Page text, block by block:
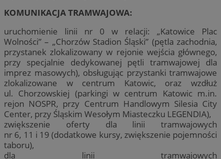
KOMUNIKACJA TRAMWAJOWA:
uruchomienie linii nr 0 w relacji: „Katowice Plac
Wolności” – „Chorzów Stadion Śląski” (pętla zachodnia,
przystanek zlokalizowany w rejonie wejścia głównego,
przy specjalnie dedykowanej pętli tramwajowej dla
imprez masowych), obsługując przystanki tramwajowe
zlokalizowane w centrum Katowic, oraz wzdłuż
ul. Chorzowskiej (parkingi w centrum Katowic m.in.
rejon NOSPR, przy Centrum Handlowym Silesia City
Center, przy Śląskim Wesołym Miasteczku LEGENDIA),
zwiększenie oferty dla linii tramwajowych
nr 6, 11 i 19 (dodatkowe kursy, zwiększenie pojemności
taboru),
dla linii tramwajowych